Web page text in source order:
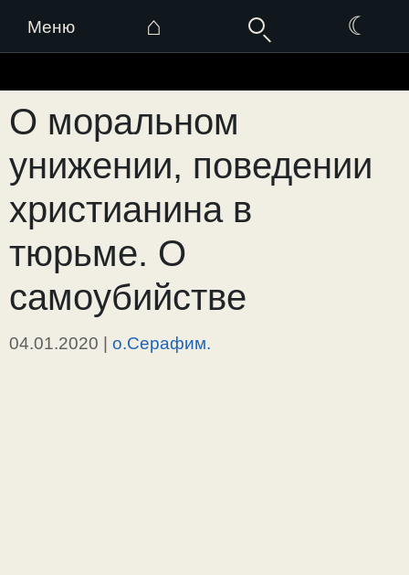
Меню ⌂ ☾
к
содержимому
О моральном
унижении, поведении
христианина в
тюрьме. О
самоубийстве
04.01.2020 | о.Серафим.